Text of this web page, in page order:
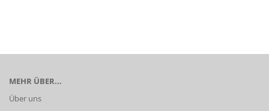
MEHR ÜBER...
Über uns